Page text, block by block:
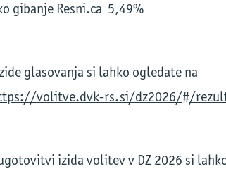
gibanje Resni.ca 5,49%
glasovanja si lahko ogledate na
volitve.dvk-rs.si/dz2026/#/
izida volitev v DZ 2026 si